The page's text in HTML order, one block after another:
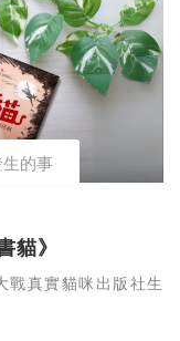
的事
貓》
戰真實貓咪出版社生